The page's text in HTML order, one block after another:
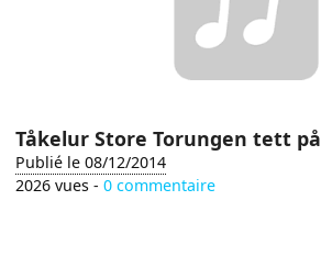
Tåkelur Store Torungen tett på
Publié le 08/12/2014
2026 vues -0 commentaire